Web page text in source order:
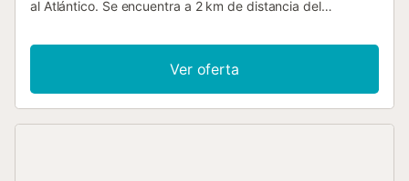
al Atlántico. Se encuentra a 2 km de distancia del
km de la playa de arena más próxima, a 21 km de la
ciudad y a 58 km del aeropuerto. Está ubicada en una
zona tranquila y rural. Dispone de jardín, mobiliario jardín,
terraza, barbacoa, acceso internet (wifi), plancha, secador,
Ver oferta